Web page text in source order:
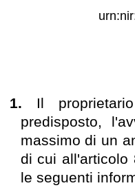
1. Il
predisposto,
massimo di un
di cui all'articolo
le seguenti